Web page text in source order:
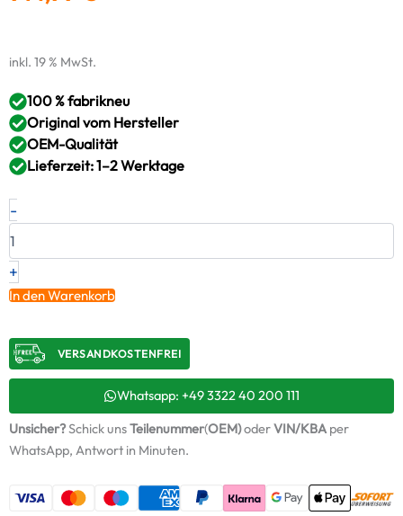
inkl. 19 % MwSt.
100 % fabrikneu
Original vom Hersteller
OEM-Qualität
Lieferzeit: 1–2 Werktage
-
Neuer
Original
–
98446017
/
Menge
+
In den Warenkorb
VERSANDKOSTENFREI​
Whatsapp: +49 3322 40 200 111
Unsicher?Schick unsTeilenummer(OEM)oderVIN/KBAper
WhatsApp, Antwort in Minuten.